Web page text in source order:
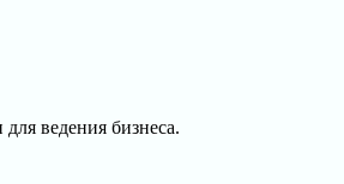
ведения бизнеса.